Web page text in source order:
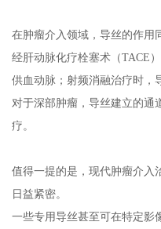
在肿瘤介入领域，导丝的作用
经肝动脉化疗栓塞术（TACE
供血动脉；射频消融治疗时，
对于深部肿瘤，导丝建立的通
疗。
值得一提的是，现代肿瘤介入
日益紧密。
一些专用导丝甚至可在特定影